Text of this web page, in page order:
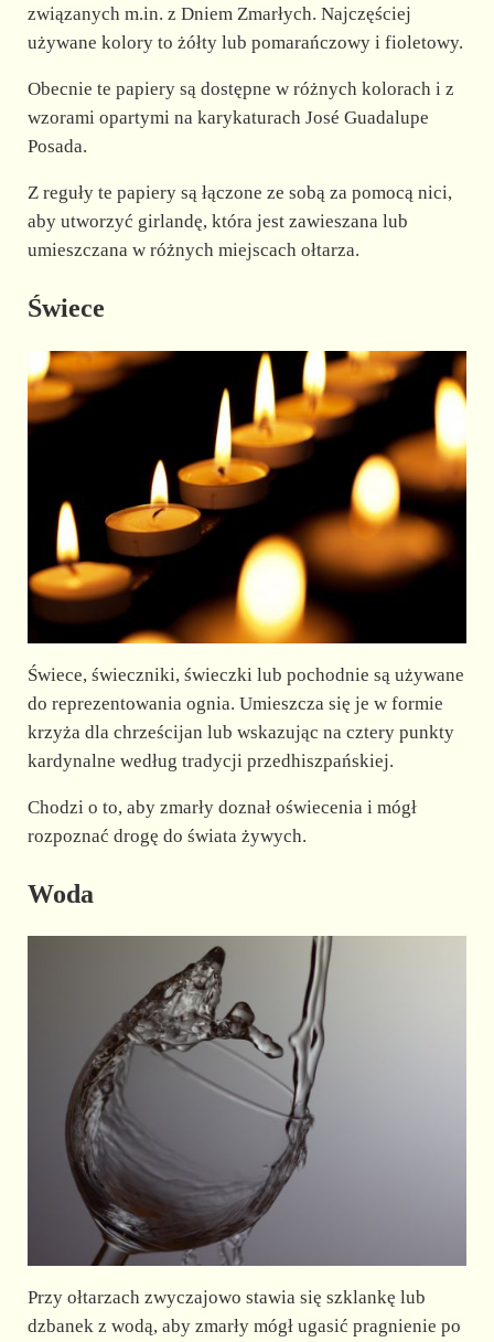
związanych m.in. z Dniem Zmarłych. Najczęściej
używane kolory to żółty lub pomarańczowy i fioletowy.
Obecnie te papiery są dostępne w różnych kolorach i z
wzorami opartymi na karykaturach José Guadalupe
Posada.
Z reguły te papiery są łączone ze sobą za pomocą nici,
aby utworzyć girlandę, która jest zawieszana lub
umieszczana w różnych miejscach ołtarza.
Świece
Świece, świeczniki, świeczki lub pochodnie są używane
do reprezentowania ognia. Umieszcza się je w formie
krzyża dla chrześcijan lub wskazując na cztery punkty
kardynalne według tradycji przedhiszpańskiej.
Chodzi o to, aby zmarły doznał oświecenia i mógł
rozpoznać drogę do świata żywych.
Woda
Przy ołtarzach zwyczajowo stawia się szklankę lub
dzbanek z wodą, aby zmarły mógł ugasić pragnienie po